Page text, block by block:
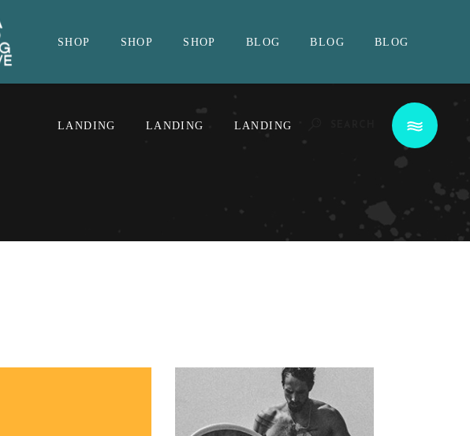
SHOP SHOP SHOP BLOG BLOG BLOG
LANDING LANDING LANDING